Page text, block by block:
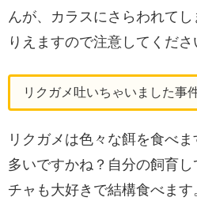
んが、カラスにさらわれて
りえますので注意してくださ
リクガメ吐いちゃいました事
リクガメは色々な餌を食べ
多いですかね？自分の飼育
チャも大好きで結構食べま